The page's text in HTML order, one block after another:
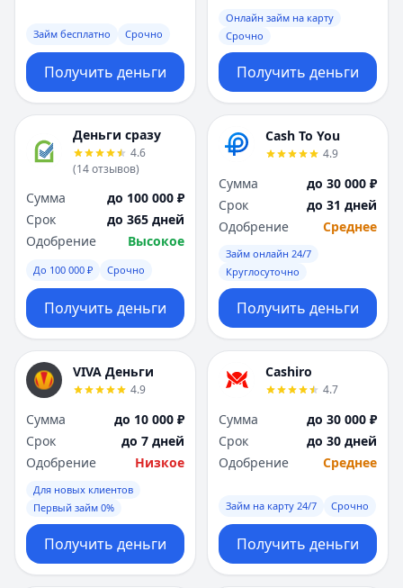
Займ бесплатно Срочно
Получить деньги
Онлайн займ на карту
Срочно
Получить деньги
Деньги сразу
4.6
(14отзывов)
Сумма
до 100 000 ₽
Срок
до 365 дней
Одобрение
Высокое
До 100 000 ₽ Срочно
Получить деньги
Cash To You
4.9
Сумма
до 30 000 ₽
Срок
до 31 дней
Одобрение
Среднее
Займ онлайн 24/7
Круглосуточно
Получить деньги
VIVA Деньги
4.9
Сумма
до 10 000 ₽
Срок
до 7 дней
Одобрение
Низкое
Для новых клиентов
Первый займ 0%
Получить деньги
Cashiro
4.7
Сумма
до 30 000 ₽
Срок
до 30 дней
Одобрение
Среднее
Займ на карту 24/7 Срочно
Получить деньги